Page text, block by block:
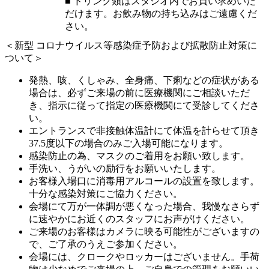
だけます。お飲み物の持ち込みはご遠慮くだ
さい。
＜新型 コロナウイルス等感染症予防および拡散防止対策に
ついて＞
発熱、咳、くしゃみ、全身痛、下痢などの症状がある
場合は、必ずご来場の前に医療機関にご相談いただ
き、指示に従って指定の医療機関にて受診してくださ
い。
エントランスで非接触体温計にて体温を計らせて頂き
37.5度以下の場合のみご入場可能になります。
感染防止の為、マスクのご着用をお願い致します。
手洗い、うがいの励行をお願いいたします。
お客様入場口に消毒用アルコールの設置を致します。
十分な感染対策にご協力ください。
会場にて万が一体調が悪くなった場合、我慢なさらず
に速やかにお近くのスタッフにお声がけください。
ご来場のお客様はカメラに映る可能性がございますの
で、ご了承のうえご参加ください。
会場には、クロークやロッカーはございません。手荷